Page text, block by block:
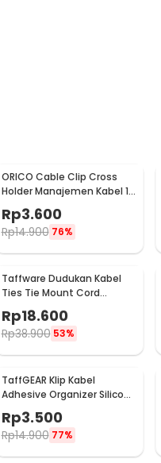
ORICO Cable Clip Cross
Holder Manajemen Kabel 1
PCS - CBSX
Rp3.600
Rp14.900 76%
Taffware Dudukan Kabel
Ties Tie Mount Cord
Organizer M6 100 PCS - HC-
2
Rp18.600
Rp38.900 53%
TaffGEAR Klip Kabel
Adhesive Organizer Silicone
Cable Clip 7 Slot - KR-8006
Rp3.500
Rp14.900 77%